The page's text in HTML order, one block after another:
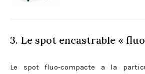
3. Le spot encastrable «
Le spot fluo-compacte a la